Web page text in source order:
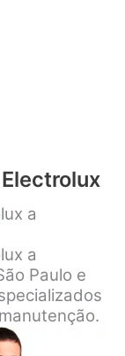
a
a
Paulo e